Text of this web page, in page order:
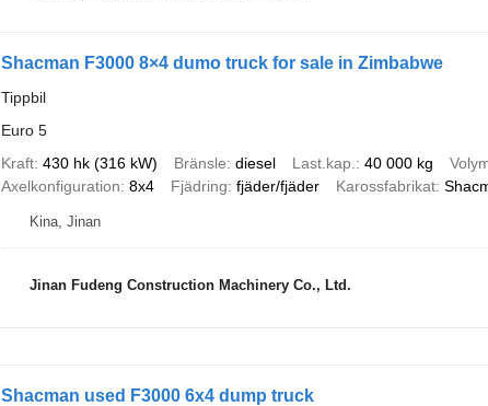
Shacman F3000 8×4 dumo truck for sale in Zimbabwe
Tippbil
Euro 5
Kraft 430 hk (316 kW) Bränsle diesel Last.kap. 40 000 kg
Axelkonfiguration 8x4 Fjädring fjäder/fjäder Karossfabrikat
Kina, Jinan
Jinan Fudeng Construction Machinery Co., Ltd.
Shacman used F3000 6x4 dump truck